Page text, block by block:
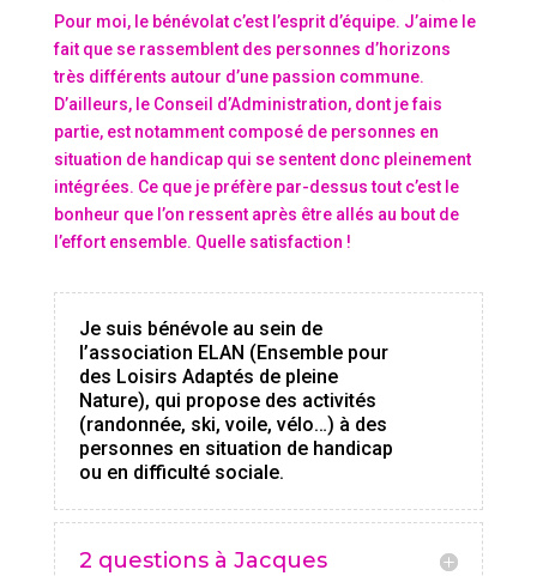
Pour moi, le bénévolat c’est l’esprit d’équipe. J’aime le
fait que se rassemblent des personnes d’horizons
très différents autour d’une passion commune.
D’ailleurs, le Conseil d’Administration, dont je fais
partie, est notamment composé de personnes en
situation de handicap qui se sentent donc pleinement
intégrées. Ce que je préfère par-dessus tout c’est le
bonheur que l’on ressent après être allés au bout de
l’effort ensemble. Quelle satisfaction !
Je suis bénévole au sein de
l’association ELAN (Ensemble pour
des Loisirs Adaptés de pleine
Nature), qui propose des activités
(randonnée, ski, voile, vélo…) à des
personnes en situation de handicap
ou en difficulté sociale.
2 questions à Jacques